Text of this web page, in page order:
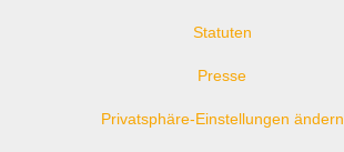
Statuten
Presse
Privatsphäre-Einstellungen ändern